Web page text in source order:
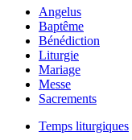
Angelus
Baptême
Bénédiction
Liturgie
Mariage
Messe
Sacrements
Temps liturgiques